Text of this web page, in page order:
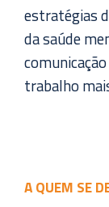
estratégias
da saúde
trabalho
A QUEM SE